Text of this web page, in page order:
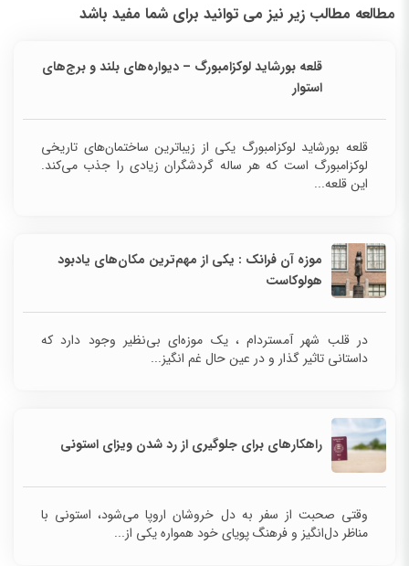
مطالعه مطالب زیر نیز می توانید برای شما مفید باشد
قلعه بورشاید لوکزامبورگ – دیواره‌های بلند و برج‌های
استوار
قلعه بورشاید لوکزامبورگ یکی از زیباترین ساختمان‌های
تاریخی لوکزامبورگ است که هر ساله گردشگران زیادی را
جذب می‌کند. این قلعه...
موزه آن فرانک : یکی از مهم‌ترین مکان‌های یادبود
هولوکاست
در قلب شهر آمستردام ، یک موزه‌ای بی‌نظیر وجود دارد که
داستانی تاثیر گذار و در عین حال غم انگیز...
راهکارهای برای جلوگیری از رد شدن ویزای استونی
وقتی صحبت از سفر به دل خروشان اروپا می‌شود، استونی‌ با
مناظر دل‌انگیز و فرهنگ پویای خود همواره یکی از...